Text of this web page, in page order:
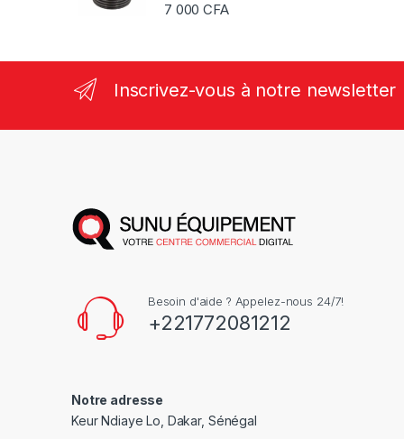
7 000CFA
Inscrivez-vous à notre newsletter
Besoin d'aide ? Appelez-nous 24/7!
+221772081212
Notre adresse
Keur Ndiaye Lo, Dakar, Sénégal